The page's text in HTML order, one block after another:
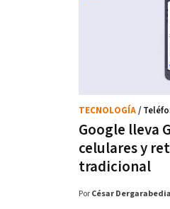
Google lleva
celulares y
tradicional
TECNOLOGÍA/
Por César